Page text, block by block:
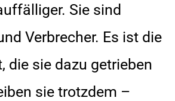
Sie sind
Verbrecher. Es ist die
die sie dazu getrieben
sie trotzdem –